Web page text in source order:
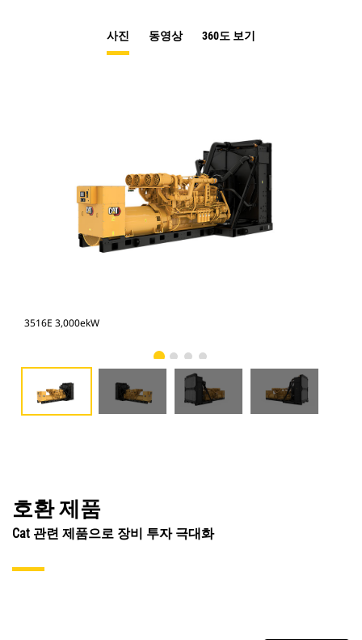
사진 동영상 360도 보기
3516E 3,000ekW
호환 제품
Cat 관련 제품으로 장비 투자 극대화